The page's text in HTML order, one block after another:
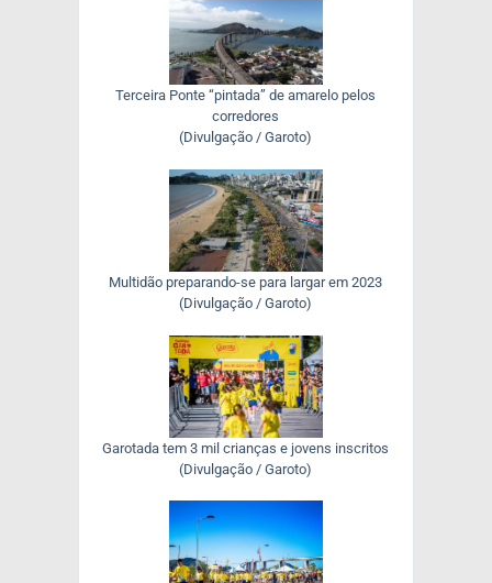
Terceira Ponte “pintada” de amarelo pelos
corredores
(Divulgação / Garoto)
Multidão preparando-se para largar em 2023
(Divulgação / Garoto)
Garotada tem 3 mil crianças e jovens inscritos
(Divulgação / Garoto)